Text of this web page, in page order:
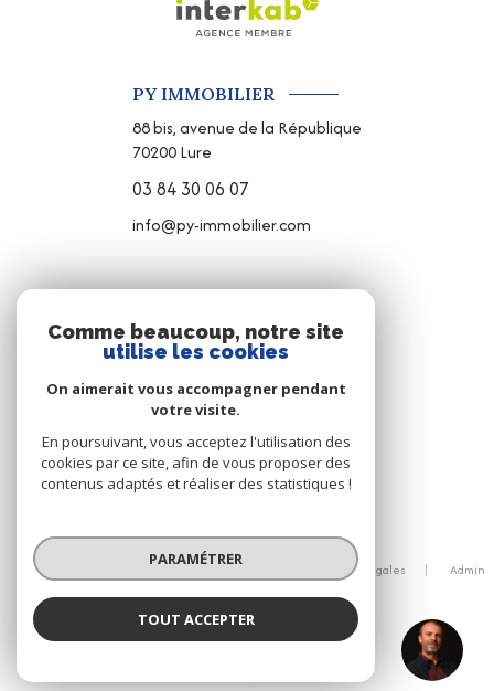
Aurélien CHOLLEY
PY IMMOBILIER
88 bis, avenue de la République
70200Lure
03 84 30 06 07
info@py-immobilier.com
NOUS SUIVRE
© 2026 | Tous droits réservés
Nos partenaires Mentions légales
Admin
Réalisé par :
Comme beaucoup, notre site
utilise les cookies
On aimerait vous accompagner pendant
votre visite.
En poursuivant, vous acceptez l'utilisation des
cookies par ce site, afin de vous proposer des
contenus adaptés et réaliser des statistiques !
PARAMÉTRER
TOUT ACCEPTER